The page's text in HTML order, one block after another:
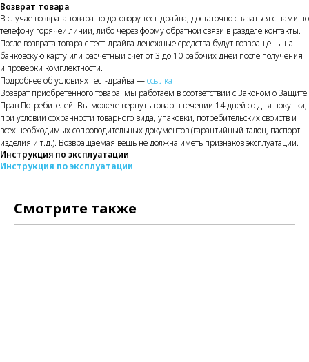
Возврат товара
В случае возврата товара по договору тест-драйва, достаточно связаться с нами по
телефону горячей линии, либо через форму обратной связи в разделе контакты.
После возврата товара с тест-драйва денежные средства будут возвращены на
банковскую карту или расчетный счет от 3 до 10 рабочих дней после получения
и проверки комплектности.
Подробнее об условиях тест-драйва —ссылка
Возврат приобретенного товара: мы работаем в соответствии с Законом о Защите
Прав Потребителей. Вы можете вернуть товар в течении 14 дней со дня покупки,
при условии сохранности товарного вида, упаковки, потребительских свойств и
всех необходимых сопроводительных документов (гарантийный талон, паспорт
изделия и т.д.). Возвращаемая вещь не должна иметь признаков эксплуатации.
Инструкция по эксплуатации
Инструкция по эксплуатации
Смотрите также